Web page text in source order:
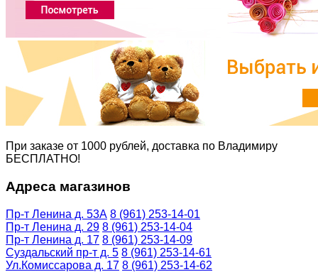
При заказе от 1000 рублей, доставка по Владимиру
БЕСПЛАТНО!
Адреса магазинов
Пр-т Ленина д. 53А 8 (961) 253-14-01
Пр-т Ленина д. 29 8 (961) 253-14-04
Пр-т Ленина д. 17 8 (961) 253-14-09
Суздальский пр-т д. 5 8 (961) 253-14-61
Ул.Комиссарова д. 17 8 (961) 253-14-62